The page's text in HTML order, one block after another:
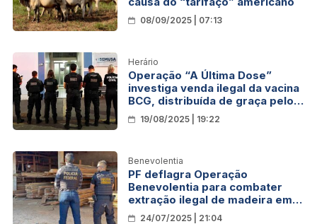
08/09/2025 | 07:13
Herário
Operação “A Última Dose”
investiga venda ilegal da vacina
BCG, distribuída de graça pelo
SUS, por R$ 200 em Cacoal
19/08/2025 | 19:22
Benevolentia
PF deflagra Operação
Benevolentia para combater
extração ilegal de madeira em
Terras Indígenas de Rondônia
24/07/2025 | 21:04